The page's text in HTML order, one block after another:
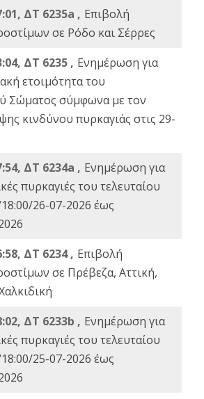
ΔΤ 6235a , Eπιβολή
σε Ρόδο και Σέρρες
ΔΤ 6235 , Ενημέρωση για
ετοιμότητα του
Σώματος σύμφωνα με τον
κινδύνου πυρκαγιάς στις 29-
ΔΤ 6234a , Ενημέρωση για
πυρκαγιές του τελευταίου
26-07-2026 έως
ΔΤ 6234 , Eπιβολή
σε Πρέβεζα, Αττική,
ΔΤ 6233b , Ενημέρωση για
πυρκαγιές του τελευταίου
25-07-2026 έως